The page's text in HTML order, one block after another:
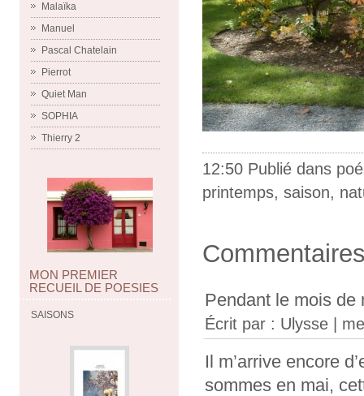
Malaïka
Manuel
Pascal Chatelain
Pierrot
Quiet Man
SOPHIA
Thierry 2
MON PREMIER
RECUEIL DE POESIES
SAISONS
12:50 Publié dans
printemps, saison,
Pendant le mois de
Écrit par : Ulysse |
Il m’arrive encore
sommes en mai,